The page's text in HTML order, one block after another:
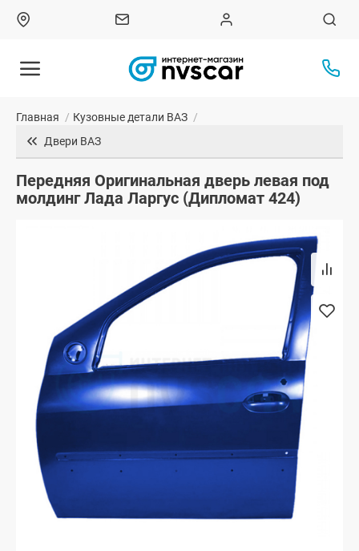
Главная / Кузовные детали ВАЗ /
Двери ВАЗ
Передняя Оригинальная дверь левая под
молдинг Лада Ларгус (Дипломат 424)